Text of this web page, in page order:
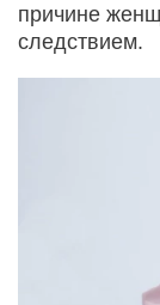
причине
следствием.